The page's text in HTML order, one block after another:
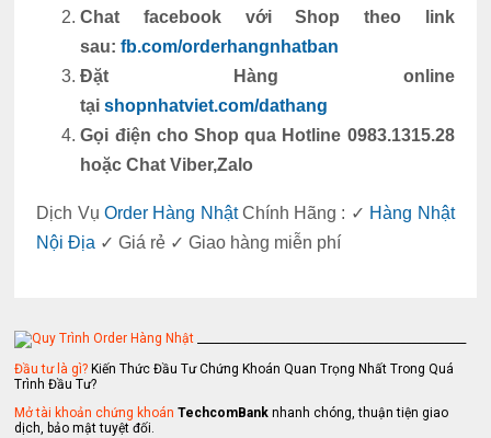
Chat facebook với Shop theo link
sau:fb.com/orderhangnhatban
Đặt Hàng online
tạishopnhatviet.com/dathang
Gọi điện cho Shop qua Hotline 0983.1315.28
hoặc Chat Viber,Zalo
Dịch VụOrder Hàng NhậtChính Hãng : ✓ Hàng Nhật
Nội Địa ✓ Giá rẻ ✓ Giao hàng miễn phí
Đầu tư là gì? Kiến Thức Đầu Tư Chứng Khoán Quan Trọng Nhất Trong Quá
Trình Đầu Tư?
Mở tài khoản chứng khoán TechcomBanknhanh chóng, thuận tiện giao
dịch, bảo mật tuyệt đối.